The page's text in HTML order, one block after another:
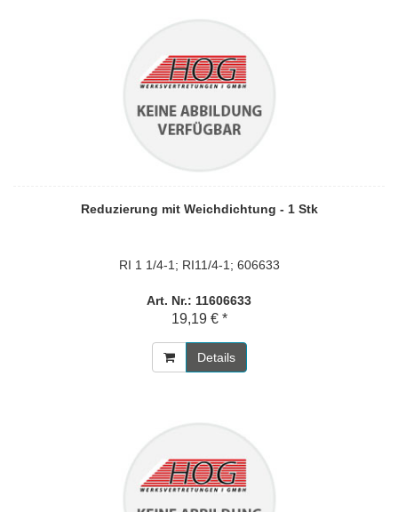
Reduzierung mit Weichdichtung - 1 Stk
RI 1 1/4-1; RI11/4-1; 606633
Art. Nr.: 11606633
19,19 € *
Details